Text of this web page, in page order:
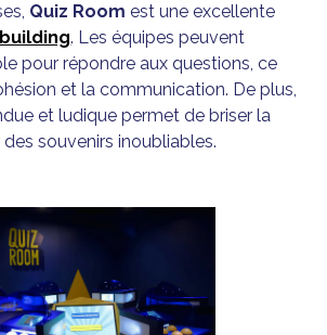
Quiz Room est une excellente
. Les équipes peuvent
pour répondre aux questions, ce
et la communication. De plus,
et ludique permet de briser la
souvenirs inoubliables.